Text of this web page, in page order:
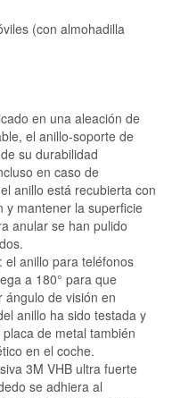
(con almohadilla
en una aleación de
el anillo-soporte de
su durabilidad
en caso de
anillo está recubierta con
y mantener la superficie
anular se han pulido
el anillo para teléfonos
a 180° para que
de visión en
anillo ha sido testada y
de metal también
en el coche.
3M VHB ultra fuerte
se adhiera al